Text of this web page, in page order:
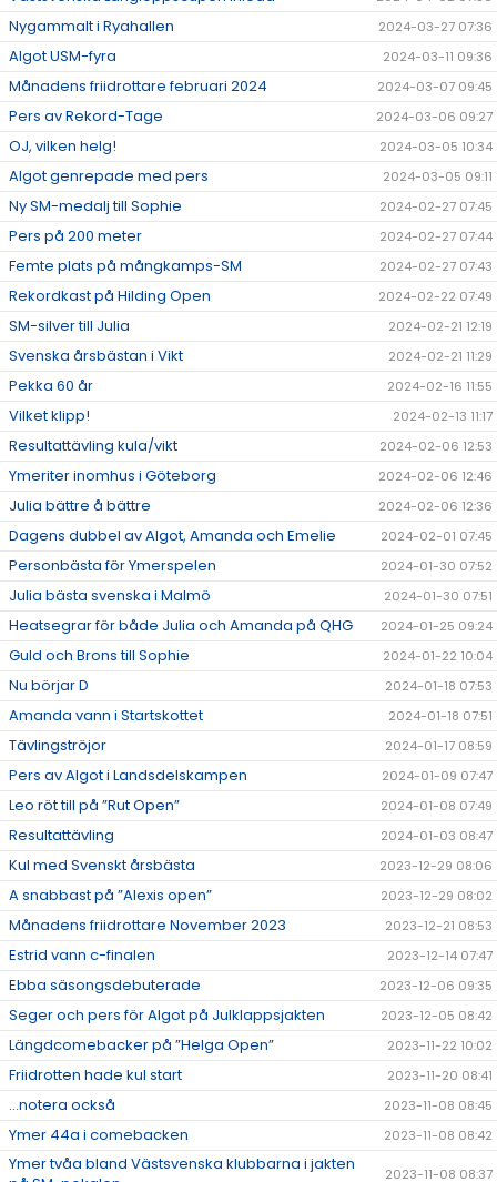
Nygammalt i Ryahallen 2024-03-27 07:36
Algot USM-fyra 2024-03-11 09:36
Månadens friidrottare februari 2024 2024-03-07 09:45
Pers av Rekord-Tage 2024-03-06 09:27
OJ, vilken helg! 2024-03-05 10:34
Algot genrepade med pers 2024-03-05 09:11
Ny SM-medalj till Sophie 2024-02-27 07:45
Pers på 200 meter 2024-02-27 07:44
Femte plats på mångkamps-SM 2024-02-27 07:43
Rekordkast på Hilding Open 2024-02-22 07:49
SM-silver till Julia 2024-02-21 12:19
Svenska årsbästan i Vikt 2024-02-21 11:29
Pekka 60 år 2024-02-16 11:55
Vilket klipp! 2024-02-13 11:17
Resultattävling kula/vikt 2024-02-06 12:53
Ymeriter inomhus i Göteborg 2024-02-06 12:46
Julia bättre å bättre 2024-02-06 12:36
Dagens dubbel av Algot, Amanda och Emelie 2024-02-01 07:45
Personbästa för Ymerspelen 2024-01-30 07:52
Julia bästa svenska i Malmö 2024-01-30 07:51
Heatsegrar för både Julia och Amanda på QHG 2024-01-25 09:24
Guld och Brons till Sophie 2024-01-22 10:04
Nu börjar D 2024-01-18 07:53
Amanda vann i Startskottet 2024-01-18 07:51
Tävlingströjor 2024-01-17 08:59
Pers av Algot i Landsdelskampen 2024-01-09 07:47
Leo röt till på ”Rut Open” 2024-01-08 07:49
Resultattävling 2024-01-03 08:47
Kul med Svenskt årsbästa 2023-12-29 08:06
A snabbast på ”Alexis open” 2023-12-29 08:02
Månadens friidrottare November 2023 2023-12-21 08:53
Estrid vann c-finalen 2023-12-14 07:47
Ebba säsongsdebuterade 2023-12-06 09:35
Seger och pers för Algot på Julklappsjakten 2023-12-05 08:42
Längdcomebacker på ”Helga Open” 2023-11-22 10:02
Friidrotten hade kul start 2023-11-20 08:41
...notera också 2023-11-08 08:45
Ymer 44a i comebacken 2023-11-08 08:42
Ymer tvåa bland Västsvenska klubbarna i jakten
2023-11-08 08:37